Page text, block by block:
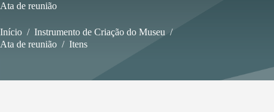
Ata de reunião
Início / Instrumento de Criação do Museu /
Ata de reunião / Itens